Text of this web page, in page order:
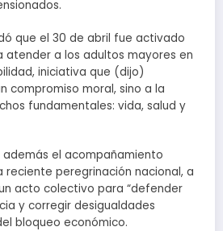
que el 30 de abril fue activado
atender a los adultos mayores en
iniciativa que (dijo)
compromiso moral, sino a la
fundamentales: vida, salud y
el acompañamiento
reciente peregrinación nacional, a
acto colectivo para “defender
y corregir desigualdades
bloqueo económico.